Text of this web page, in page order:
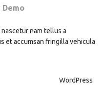
nam tellus a
et accumsan fringilla vehicula
WordPress